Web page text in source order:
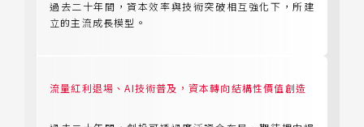
過去二十年間，資本效率與技術突破相互強化下，所建
立的主流成長模型。
流量紅利退場、AI技術普及，資本轉向結構性價值創造